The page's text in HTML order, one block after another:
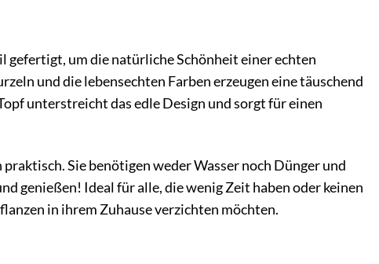
um die natürliche Schönheit einer echten
und die lebensechten Farben erzeugen eine täuschend
unterstreicht das edle Design und sorgt für einen
Sie benötigen weder Wasser noch Dünger und
genießen! Ideal für alle, die wenig Zeit haben oder keinen
in ihrem Zuhause verzichten möchten.